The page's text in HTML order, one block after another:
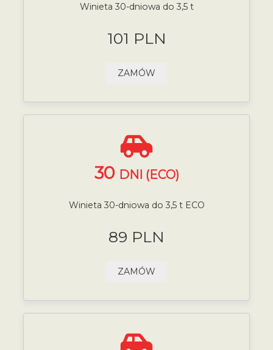
Winieta 30-dniowa do 3,5 t
101 PLN
ZAMÓW
30 DNI (ECO)
Winieta 30-dniowa do 3,5 t ECO
89 PLN
ZAMÓW